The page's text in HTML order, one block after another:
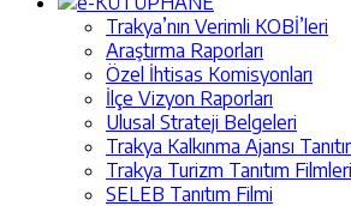
Trakya’nın Verimli KOBİ’leri
Araştırma Raporları
Özel İhtisas Komisyonları
İlçe Vizyon Raporları
Ulusal Strateji Belgeleri
Trakya Kalkınma Ajansı
Trakya Turizm Tanıtım Filmleri
SELEB Tanıtım Filmi